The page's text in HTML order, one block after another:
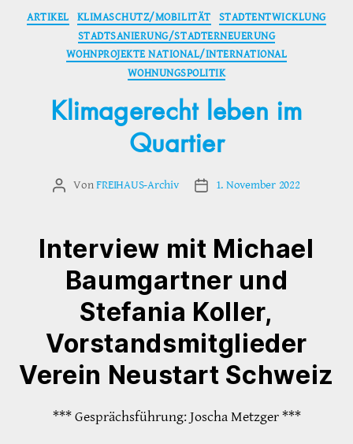
Kategorien
ARTIKEL KLIMASCHUTZ/MOBILITÄT
STADTENTWICKLUNG
STADTSANIERUNG/STADTERNEUERUNG
WOHNPROJEKTE NATIONAL/INTERNATIONAL
WOHNUNGSPOLITIK
Klimagerecht leben im
Quartier
Beitragsautor
VonFREIHAUS-Archiv Veröffentlichungsdatum
1. November 2022
Interview mit Michael
Baumgartner und
Stefania Koller,
Vorstandsmitglieder
Verein Neustart Schweiz
*** Gesprächsführung: Joscha Metzger ***